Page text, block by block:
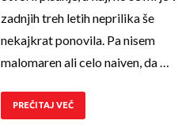
zadnjih treh letih neprilika še
nekajkrat ponovila. Pa nisem
malomaren ali celo naiven, da …
PREČITAJ VEČ